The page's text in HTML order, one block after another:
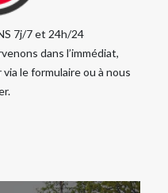
7j/7 et 24h/24
dans l’immédiat,
le formulaire ou à nous